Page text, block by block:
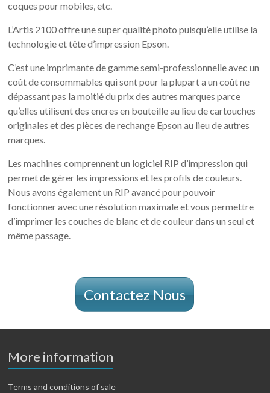
coques pour mobiles, etc.
L’Artis 2100 offre une super qualité photo puisqu’elle utilise la
technologie et tête d’impression Epson.
C’est une imprimante de gamme semi-professionnelle avec un
coût de consommables qui sont pour la plupart a un coût ne
dépassant pas la moitié du prix des autres marques parce
qu’elles utilisent des encres en bouteille au lieu de cartouches
originales et des pièces de rechange Epson au lieu de autres
marques.
Les machines comprennent un logiciel RIP d’impression qui
permet de gérer les impressions et les profils de couleurs.
Nous avons également un RIP avancé pour pouvoir
fonctionner avec une résolution maximale et vous permettre
d’imprimer les couches de blanc et de couleur dans un seul et
même passage.
Contactez Nous
More information
Terms and conditions of sale